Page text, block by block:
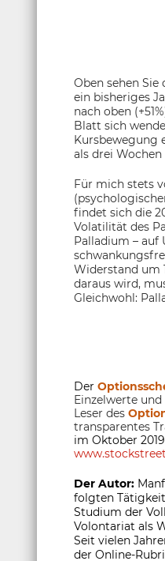
Oben sehen
ein bisheriges
nach oben
Blatt sich
Kursbewegung
als drei Wochen
Für mich stets
findet sich die
Volatilität des
Palladium – auf
Widerstand um
daraus wird,
Gleichwohl:
Der
Einzelwerte
Leser des
transparentes
im Oktober
Der Autor:
folgten
Studium der
Volontariat als
Seit vielen
der Online-